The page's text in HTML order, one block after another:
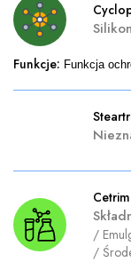
Funkcje: Funkcja
/
/